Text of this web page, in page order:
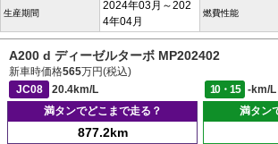
生産期間
2024年03月～202
4年04月
燃費性能
A200 d ディーゼルターボ MP202402
新車時価格565万円(税込)
JC08
20.4km/L 10・15
-km/L
満タンでどこまで走る？
877.2km
満タン